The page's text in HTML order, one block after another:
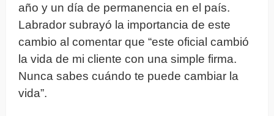
año y un día de permanencia en el país.
Labrador subrayó la importancia de este
cambio al comentar que “este oficial cambió
la vida de mi cliente con una simple firma.
Nunca sabes cuándo te puede cambiar la
vida”.